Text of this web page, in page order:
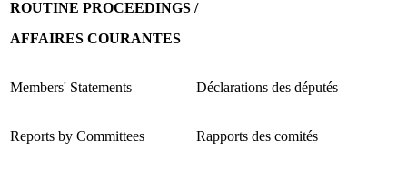
ROUTINE PROCEEDINGS /
AFFAIRES COURANTES
Members' Statements Déclarations des députés
Reports by Committees Rapports des comités